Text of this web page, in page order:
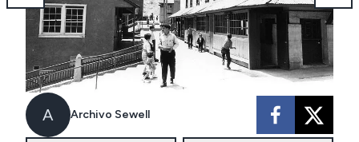
A Archivo Sewell